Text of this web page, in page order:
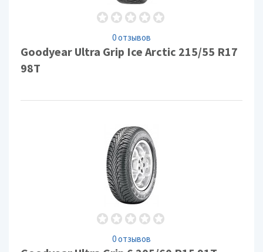
0 отзывов
Goodyear Ultra Grip Ice Arctic 215/55 R17
98T
0 отзывов